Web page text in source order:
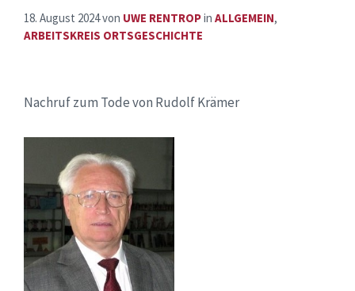
18. August 2024von UWE RENTROPin ALLGEMEIN,
ARBEITSKREIS ORTSGESCHICHTE
Nachruf zum Tode von Rudolf Krämer